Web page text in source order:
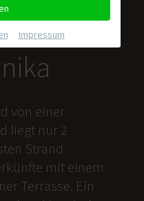
von einer
liegt nur 2
Strand
mit einem
Terrasse. Ein
Impressum